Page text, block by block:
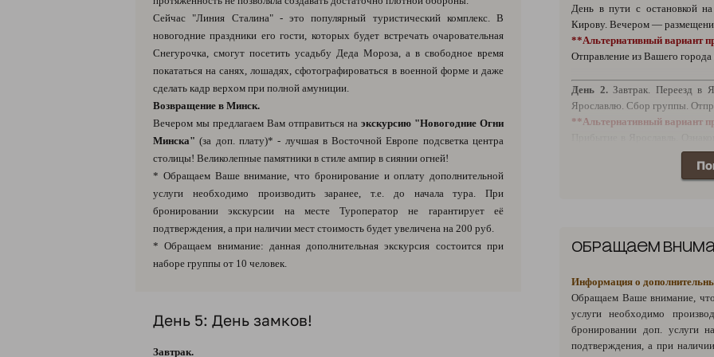
Сейчас "Линия Сталина" - это популярный туристический комплекс. В
новогодние праздники его гости, которых будет встречать очаровательная
Снегурочка, смогут посетить усадьбу Деда Мороза, а в свободное время
покататься на санях, лошадях, сфотографироваться в военной форме и даже
сделать кадр верхом при полной амуниции.
Возвращение в Минск.
Вечером мы предлагаем Вам отправиться на экскурсию "Новогодние Огни
Минска" (за доп. плату)* - лучшая в Восточной Европе подсветка центра
столицы! Великолепные памятники в стиле ампир в сиянии огней!
* Обращаем Ваше внимание, что бронирование и оплату дополнительной
услуги необходимо производить заранее, т.е. до начала тура. При
бронировании экскурсии на месте Туроператор не гарантирует её
подтверждения, а при наличии мест стоимость будет увеличена на 200 руб.
* Обращаем внимание: данная дополнительная экскурсия состоится при
наборе группы от 10 человек.
День 5: День замков!
Завтрак.
ИЛИ
- Действующий Паспорт
удостоверяющий личность
пределами территории
Российскую Федерацию до
указанной в паспорте).
ИЛИ
- Действующий
Российскую Федерацию до
ИЛИ
- Свидетельства о Рождении
Если Свидетельство о
пересечения границы
отметка,
Федерации
, проставленная
День в пути с остановкой
Кирову. Вечером —
**Альтернативный вариант
Отправление из Вашего
День 2. Завтрак. Переезд в
Ярославлю. Сбор группы.
**Альтернативный вариант
легенд». Сбор группы.
усмотрение Туроператора):
- новогодний банкет (за доп.
День 4. Завтрак. Свободный
комплекс «Линия Сталина» с
плату)*. Возвращение в
Обращаем
Информация о
Обращаем Ваше внимание,
услуги необходимо
бронировании доп. услуги
подтверждения, а при